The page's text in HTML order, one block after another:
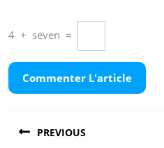
4 + seven =
de
PREVIOUS